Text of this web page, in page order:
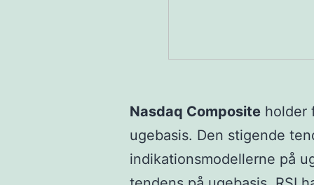
Nasdaq Composite holder
ugebasis. Den stigende
indikationsmodellerne på